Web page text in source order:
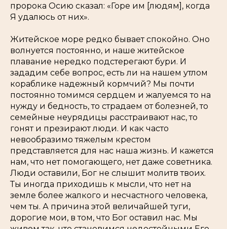
пророка Осию сказал: «Горе им [людям], когда
Я удалюсь от них».
Житейское море редко бывает спокойно. Оно
волнуется постоянно, и наше житейское
плавание нередко подстерегают бури. И
зададим себе вопрос, есть ли на нашем утлом
кораблике надежный кормчий? Мы почти
постоянно томимся сердцем и жалуемся то на
нужду и бедность, то страдаем от болезней, то
семейные неурядицы расстраивают нас, то
гонят и презирают люди. И как часто
невообразимо тяжелым крестом
представляется для нас наша жизнь. И кажется
нам, что нет помогающего, нет даже советника.
Люди оставили, Бог не слышит молитв твоих.
Ты иногда приходишь к мысли, что нет на
земле более жалкого и несчастного человека,
чем ты. А причина этой величайшей туги,
дорогие мои, в том, что Бог оставил нас. Мы